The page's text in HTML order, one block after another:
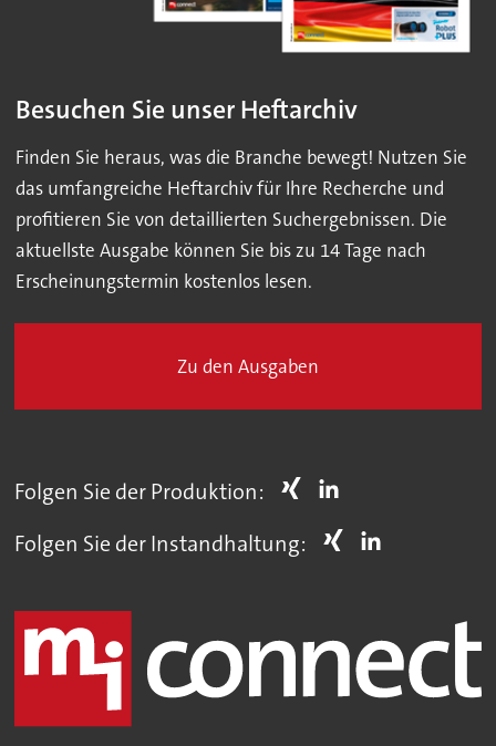
Besuchen Sie unser Heftarchiv
Finden Sie heraus, was die Branche bewegt! Nutzen Sie
das umfangreiche Heftarchiv für Ihre Recherche und
profitieren Sie von detaillierten Suchergebnissen. Die
aktuellste Ausgabe können Sie bis zu 14 Tage nach
Erscheinungstermin kostenlos lesen.
Zu den Ausgaben
Folgen Sie der Produktion:
Folgen Sie der Instandhaltung: